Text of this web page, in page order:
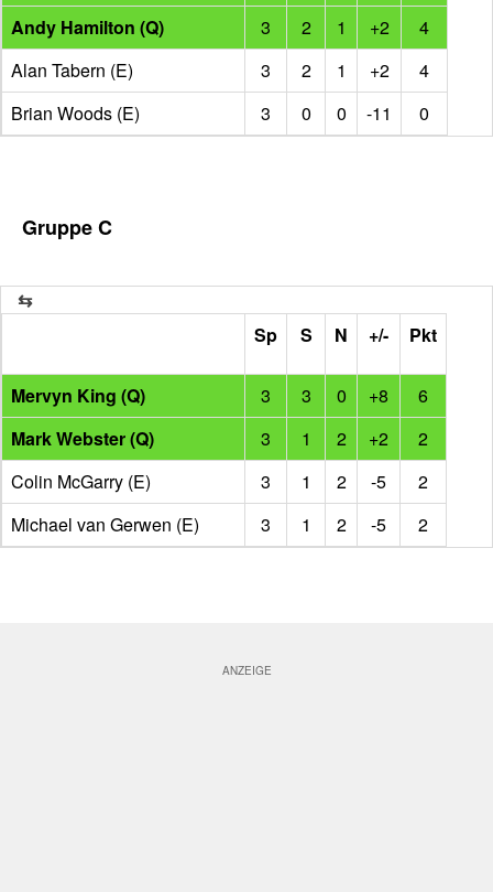
Andy Hamilton (Q)
3 2 1 +2
4
Alan Tabern (E)
3 2 1 +2
4
Brian Woods (E)
3 0 0 -11 0
Gruppe C
Sp S N +/- Pkt
Mervyn King (Q) 3 3 0 +8
6
Mark Webster (Q)
3 1 2 +2
2
Colin McGarry (E)
3 1 2 -5
2
Michael van Gerwen (E)
3 1 2 -5 2